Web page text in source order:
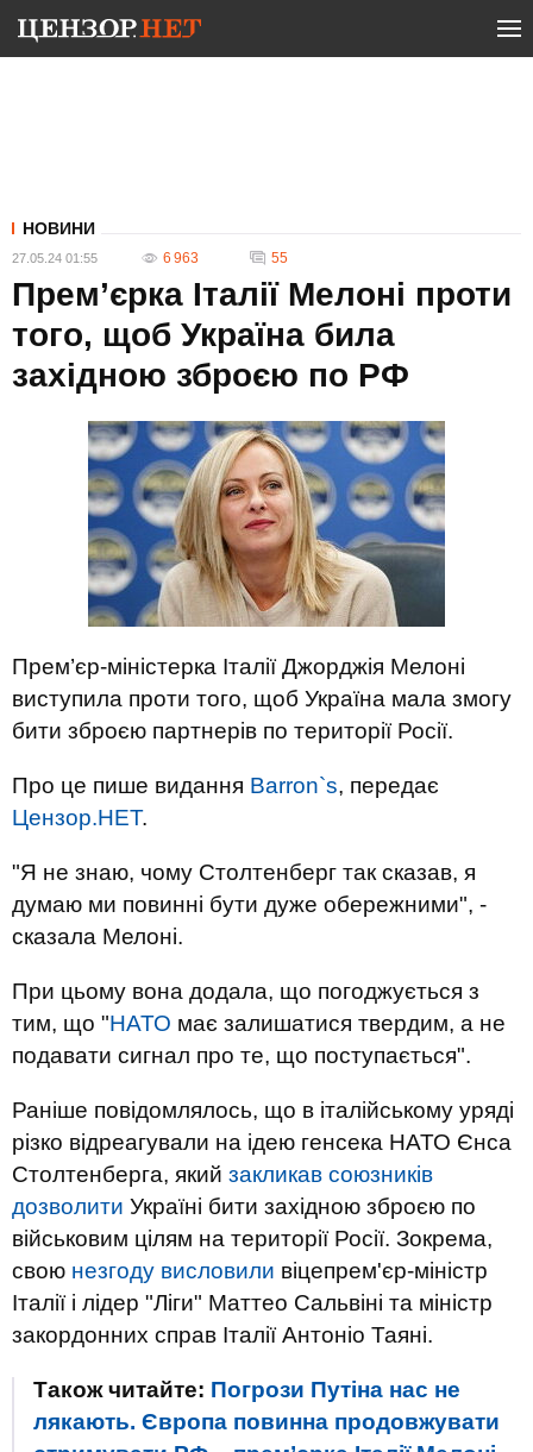
НОВИНИ
27.05.24 01:55 6 963 55
Прем’єрка Італії Мелоні проти
того, щоб Україна била
західною зброєю по РФ
Прем’єр-міністерка Італії Джорджія Мелоні
виступила проти того, щоб Україна мала змогу
бити зброєю партнерів по території Росії.
Про це пише видання Barron`s, передає
Цензор.НЕТ.
"Я не знаю, чому Столтенберг так сказав, я
думаю ми повинні бути дуже обережними", -
сказала Мелоні.
При цьому вона додала, що погоджується з
тим, що "НАТО має залишатися твердим, а не
подавати сигнал про те, що поступається".
Раніше повідомлялось, що в італійському уряді
різко відреагували на ідею генсека НАТО Єнса
Столтенберга, який закликав союзників
дозволити Україні бити західною зброєю по
військовим цілям на території Росії. Зокрема,
свою незгоду висловили віцепрем'єр-міністр
Італії і лідер "Ліги" Маттео Сальвіні та міністр
закордонних справ Італії Антоніо Таяні.
Також читайте: Погрози Путіна нас не
лякають. Європа повинна продовжувати